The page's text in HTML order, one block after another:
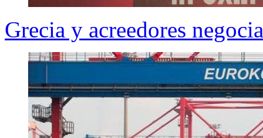
Grecia y acreedores